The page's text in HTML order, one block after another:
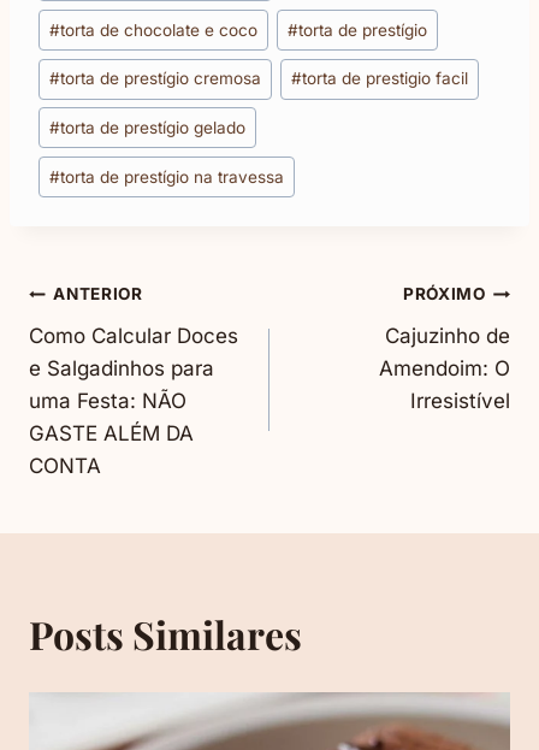
#torta de chocolate e coco #torta de prestígio
#torta de prestígio cremosa #torta de prestigio facil
#torta de prestígio gelado
#torta de prestígio na travessa
Navegação
De
Post
ANTERIOR
Como Calcular Doces
e Salgadinhos para
uma Festa: NÃO
GASTE ALÉM DA
CONTA
PRÓXIMO
Cajuzinho de
Amendoim: O
Irresistível
Posts Similares